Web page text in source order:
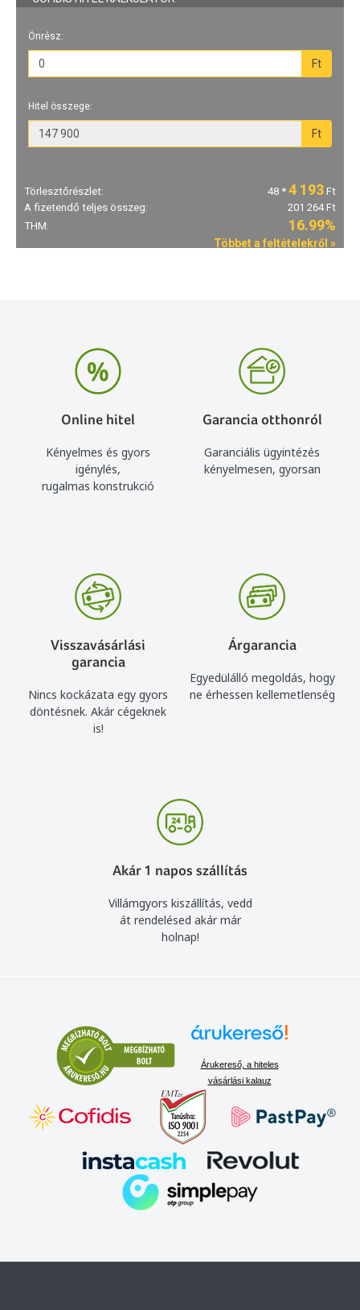
Online hitel
Kényelmes és gyors
igénylés,
rugalmas konstrukció
Garancia otthonról
Garanciális ügyintézés
kényelmesen, gyorsan
Visszavásárlási
garancia
Nincs kockázata egy gyors
döntésnek. Akár cégeknek
is!
Árgarancia
Egyedülálló megoldás, hogy
ne érhessen kellemetlenség
Akár 1 napos szállítás
Villámgyors kiszállítás, vedd
át rendelésed akár már
holnap!
Árukereső, a hiteles
vásárlási kalauz